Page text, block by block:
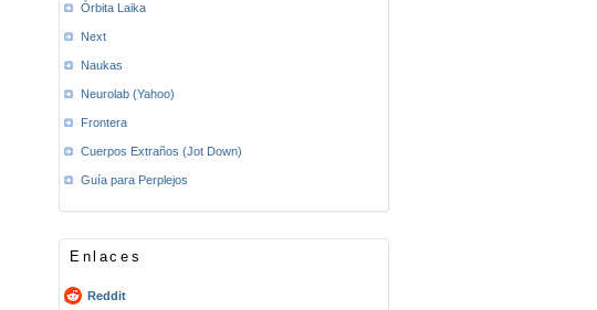
Órbita Laika
Next
Naukas
Neurolab (Yahoo)
Frontera
Cuerpos Extraños (Jot Down)
Guía para Perplejos
Enlaces
Reddit